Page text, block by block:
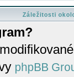
Záležitosti
phpBB